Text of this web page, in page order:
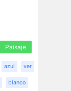
Paisaje
azul ver
blanco